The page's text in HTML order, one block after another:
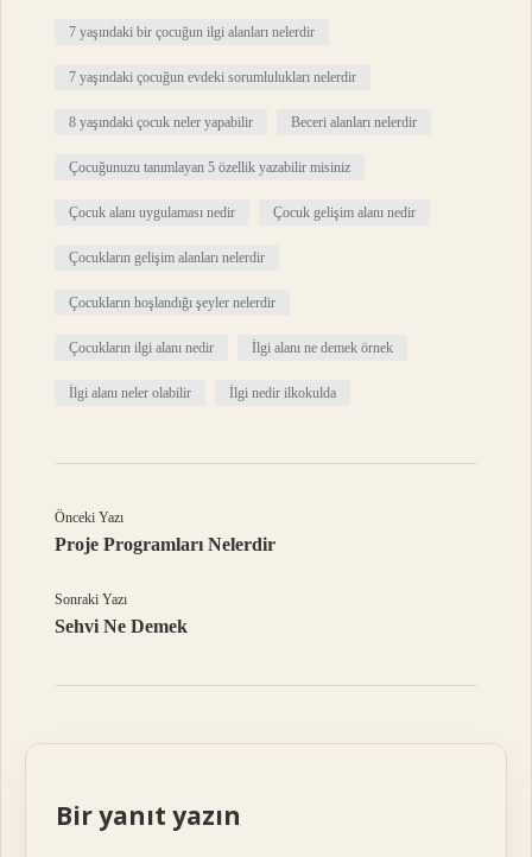
7 yaşındaki bir çocuğun ilgi alanları nelerdir
7 yaşındaki çocuğun evdeki sorumlulukları nelerdir
8 yaşındaki çocuk neler yapabilir Beceri alanları nelerdir
Çocuğunuzu tanımlayan 5 özellik yazabilir misiniz
Çocuk alanı uygulaması nedir Çocuk gelişim alanı nedir
Çocukların gelişim alanları nelerdir
Çocukların hoşlandığı şeyler nelerdir
Çocukların ilgi alanı nedir İlgi alanı ne demek örnek
İlgi alanı neler olabilir İlgi nedir ilkokulda
Önceki Yazı
Proje Programları Nelerdir
Sonraki Yazı
Sehvi Ne Demek
Bir yanıt yazın